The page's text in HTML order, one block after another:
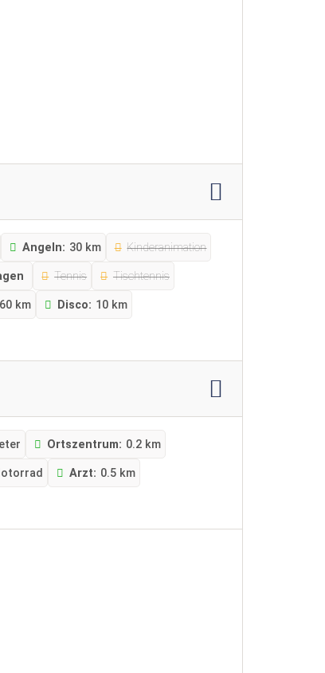
Angeln: 30 km Kinderanimation
Tennis Tischtennis
60 km Disco: 10 km
Ortszentrum: 0.2 km
Arzt: 0.5 km